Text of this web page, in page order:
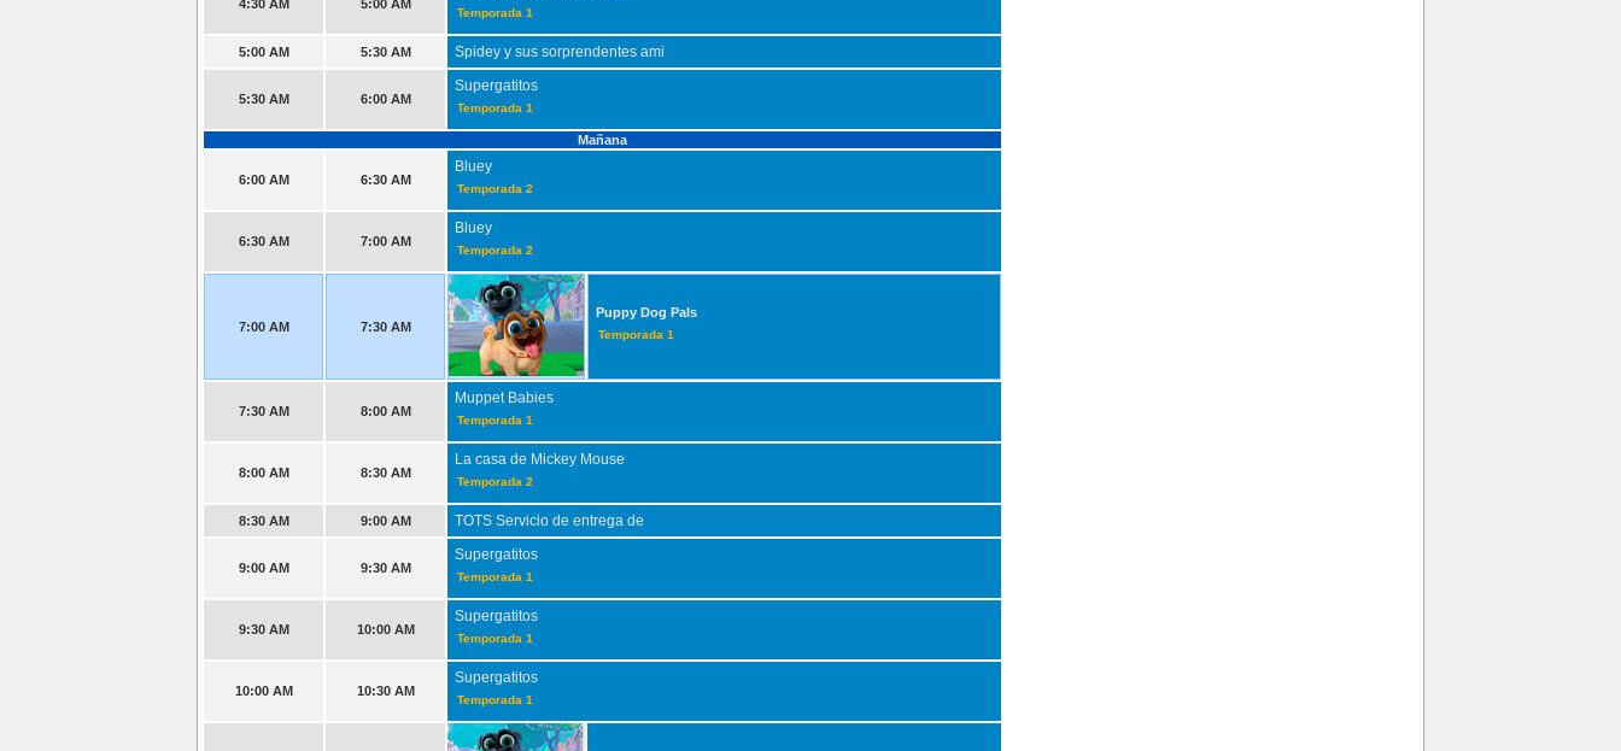
4:30 AM 5:00 AM
Temporada 1
5:00 AM 5:30 AM Spidey y sus sorprendentes ami
5:30 AM 6:00 AM
Supergatitos
Temporada 1
Mañana
6:00 AM 6:30 AM
Bluey
Temporada 2
6:30 AM 7:00 AM
Bluey
Temporada 2
7:00 AM 7:30 AM
Puppy Dog Pals
Temporada 1
7:30 AM 8:00 AM
Muppet Babies
Temporada 1
8:00 AM 8:30 AM
La casa de Mickey Mouse
Temporada 2
8:30 AM 9:00 AM TOTS Servicio de entrega de
9:00 AM 9:30 AM
Supergatitos
Temporada 1
9:30 AM 10:00 AM
Supergatitos
Temporada 1
10:00 AM 10:30 AM
Supergatitos
Temporada 1